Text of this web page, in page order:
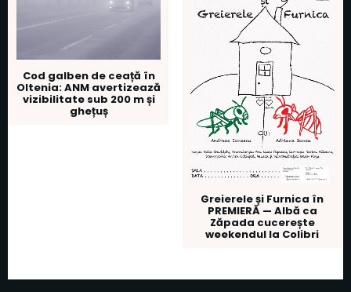
Cod galben de ceață în
Oltenia: ANM avertizează
vizibilitate sub 200 m și
ghețuș
Greierele și Furnica în
PREMIERĂ — Albă ca
Zăpada cucerește
weekendul la Colibri